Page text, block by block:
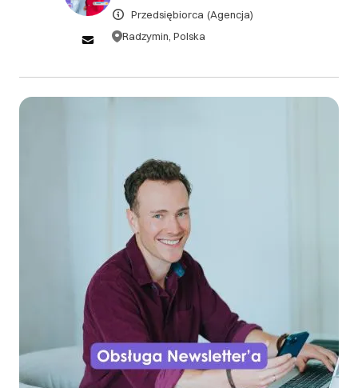
Przedsiębiorca (Agencja)
Radzymin, Polska
Klientowi przysługuje gwarancja 2 tygodniowa